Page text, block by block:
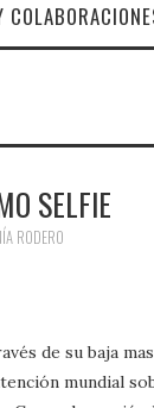
SELFIE
RODERO
de su baja
mundial